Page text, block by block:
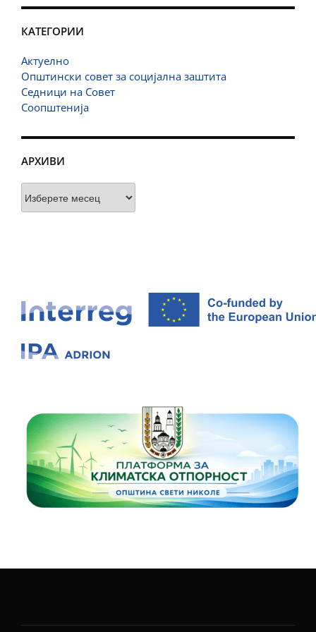
КАТЕГОРИИ
Актуелно
Општински совет за социјална заштита
Седници на Совет
Соопштенија
АРХИВИ